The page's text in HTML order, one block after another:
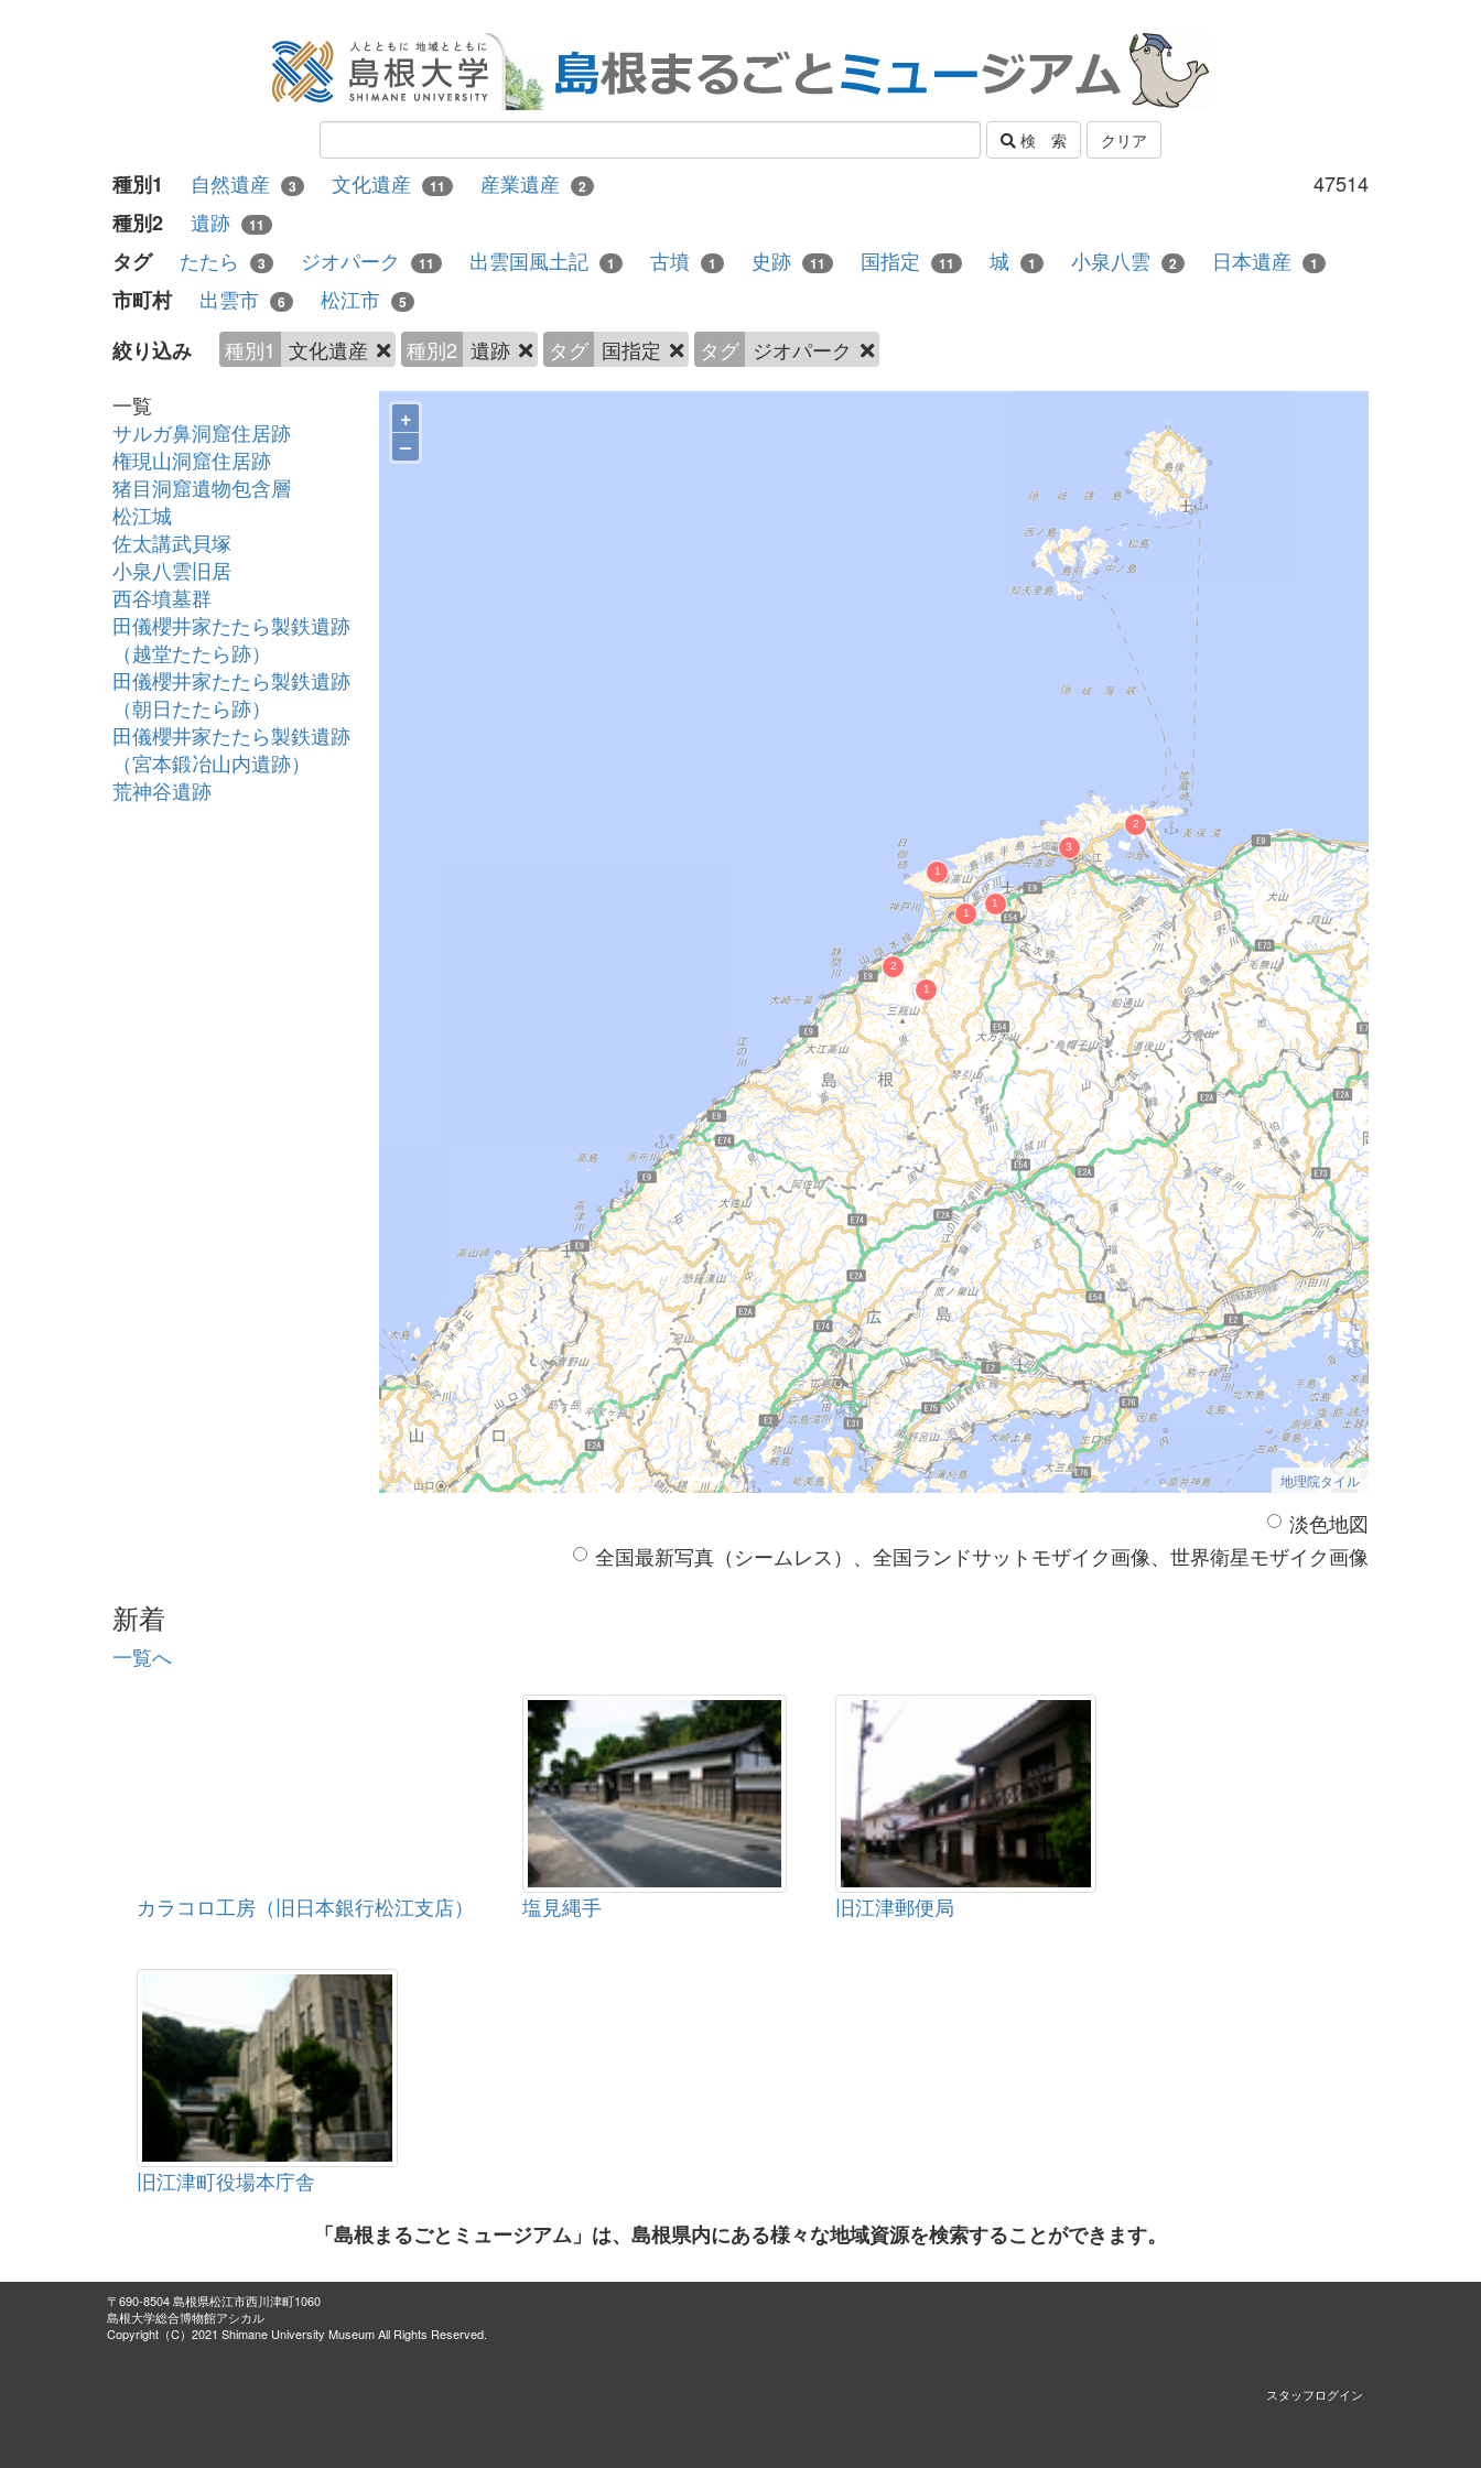
検 索 クリア
47514
種別1 自然遺産 3 文化遺産 11 産業遺産 2
種別2 遺跡 11
タグ たたら 3 ジオパーク 11 出雲国風土記 1 古墳 1 史跡 11 国指定 11 城 1 小泉八雲 2 日本遺産 1
市町村 出雲市 6 松江市 5
絞り込み 種別1 文化遺産 種別2 遺跡 タグ 国指定 タグ ジオパーク
一覧
サルガ鼻洞窟住居跡
権現山洞窟住居跡
猪目洞窟遺物包含層
松江城
佐太講武貝塚
小泉八雲旧居
西谷墳墓群
田儀櫻井家たたら製鉄遺跡
（越堂たたら跡）
田儀櫻井家たたら製鉄遺跡
（朝日たたら跡）
田儀櫻井家たたら製鉄遺跡
（宮本鍛冶山内遺跡）
荒神谷遺跡
+
–
地理院タイル
淡色地図
全国最新写真（シームレス）、全国ランドサットモザイク画像、世界衛星モザイク画像
新着
一覧へ
カラコロ工房（旧日本銀行松江支店） 塩見縄手 旧江津郵便局
旧江津町役場本庁舎
「島根まるごとミュージアム」は、島根県内にある様々な地域資源を検索することができます。
〒690-8504 島根県松江市西川津町1060
島根大学総合博物館アシカル
Copyright（C）2021 Shimane University Museum All Rights Reserved.
スタッフログイン